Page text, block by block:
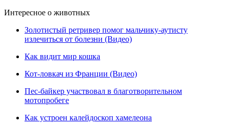
Интересное о животных
Золотистый ретривер помог мальчику-аутисту
излечиться от болезни (Видео)
Как видит мир кошка
Кот-ловкач из Франции (Видео)
Пес-байкер участвовал в благотворительном
мотопробеге
Как устроен калейдоскоп хамелеона